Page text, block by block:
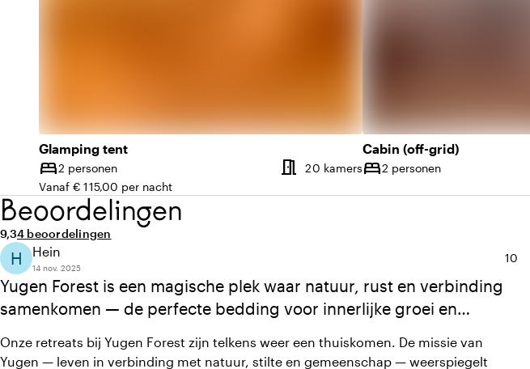
Glamping tent
bed
Capaciteit
2 personen meeting_room Aantal kamers
20 kamers
Vanaf € 115,00 per nacht
Cabin (off-grid)
bed
Capaciteit
2 personen
Beoordelingen
Gemiddelde beoordeling van 9,3 uit 10
9,3Aantal beoordelingen: 4
4 beoordelingen
Yugen Forest is een magische plek waar natuur, rust en verbinding
samenkomen — de perfecte bedding voor innerlijke groei en
H Hein
14 nov. 2025
10
Onze retreats bij Yugen Forest zijn telkens weer een thuiskomen. De missie van
Yugen — leven in verbinding met natuur, stilte en gemeenschap — weerspiegelt